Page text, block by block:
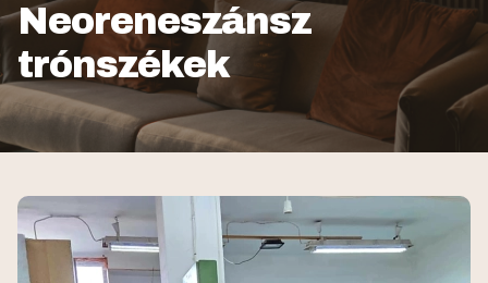
Neoreneszánsz
trónszékek